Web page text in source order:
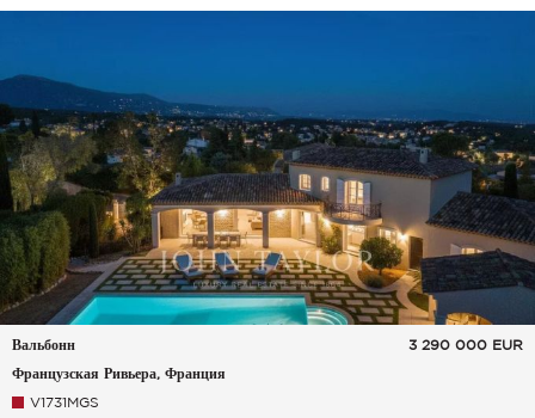
Вальбонн
Французская Ривьера, Франция
3 290 000 EUR
V1731MGS